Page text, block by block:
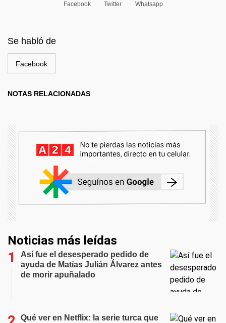
Facebook Twitter Whatsapp
Se habló de
Facebook
NOTAS RELACIONADAS
Noticias más leídas
Así fue el desesperado pedido de
ayuda de Matías Julián Álvarez antes
de morir apuñalado
Qué ver en Netflix: la serie turca que